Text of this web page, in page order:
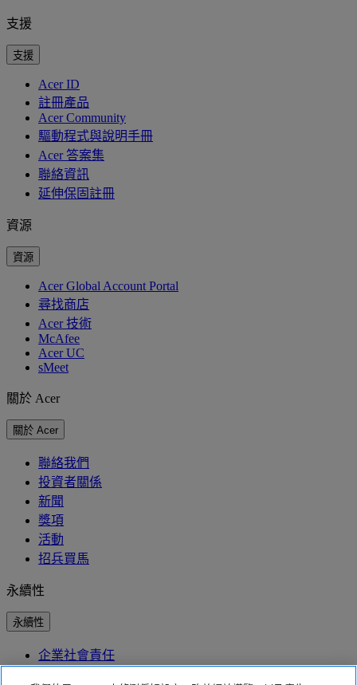
支援
支援
Acer ID
註冊產品
Acer Community
驅動程式與說明手冊
Acer 答案集
聯絡資訊
延伸保固註冊
資源
資源
Acer Global Account Portal
尋找商店
Acer 技術
McAfee
Acer UC
sMeet
關於 Acer
關於 Acer
聯絡我們
投資者關係
新聞
獎項
活動
招兵買馬
永續性
永續性
企業社會責任